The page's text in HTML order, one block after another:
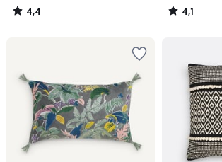
4,4
/
4,1
/